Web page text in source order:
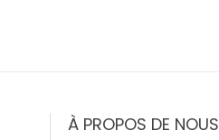
À PROPOS DE NOUS